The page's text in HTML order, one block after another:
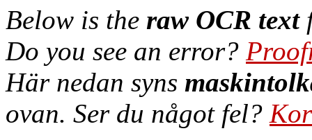
Below is the raw OCR text
Do you see an error?
Här nedan syns
ovan. Ser du något fel?